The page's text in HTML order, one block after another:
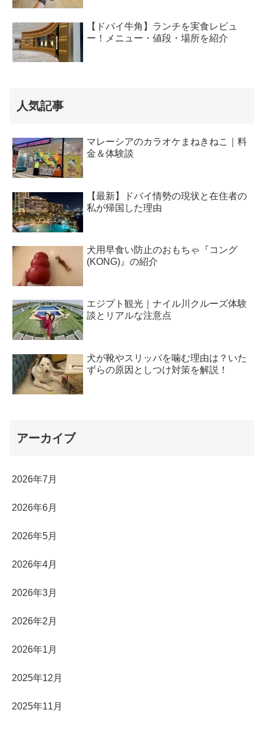
【ドバイ牛角】ランチを実食レビュ
ー！メニュー・値段・場所を紹介
人気記事
マレーシアのカラオケまねきねこ｜料
金＆体験談
【最新】ドバイ情勢の現状と在住者の
私が帰国した理由
犬用早食い防止のおもちゃ『コング
(KONG)』の紹介
エジプト観光｜ナイル川クルーズ体験
談とリアルな注意点
犬が靴やスリッパを噛む理由は？いた
ずらの原因としつけ対策を解説！
アーカイブ
2026年7月
2026年6月
2026年5月
2026年4月
2026年3月
2026年2月
2026年1月
2025年12月
2025年11月